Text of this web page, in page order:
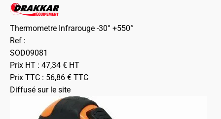
Thermometre Infrarouge -30° +550°
Ref :
SOD09081
Prix HT : 47,34 € HT
Prix TTC : 56,86 € TTC
Diffusé sur le site